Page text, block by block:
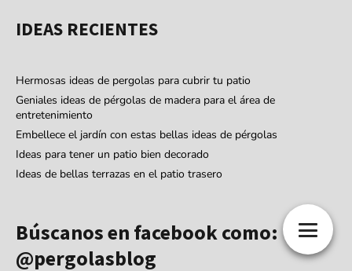
IDEAS RECIENTES
Hermosas ideas de pergolas para cubrir tu patio
Geniales ideas de pérgolas de madera para el área de
entretenimiento
Embellece el jardín con estas bellas ideas de pérgolas
Ideas para tener un patio bien decorado
Ideas de bellas terrazas en el patio trasero
Búscanos en facebook como:
@pergolasblog